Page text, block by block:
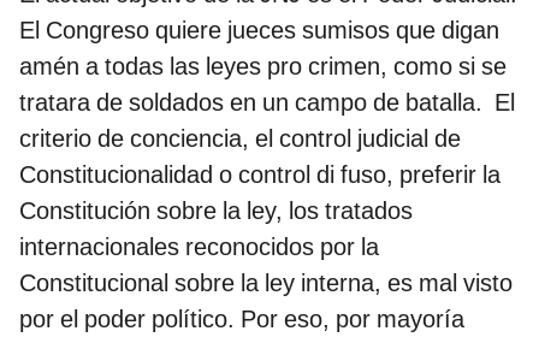
El Congreso quiere jueces sumisos que digan
amén a todas las leyes pro crimen, como si se
tratara de soldados en un campo de batalla. El
criterio de conciencia, el control judicial de
Constitucionalidad o control di fuso, preferir la
Constitución sobre la ley, los tratados
internacionales reconocidos por la
Constitucional sobre la ley interna, es mal visto
por el poder político. Por eso, por mayoría